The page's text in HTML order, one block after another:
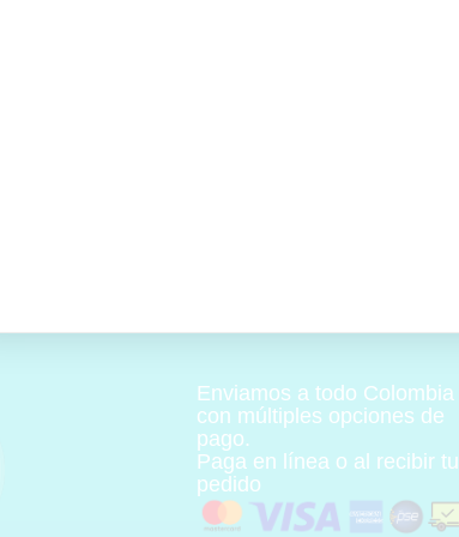
Enviamos a todo Colombia
con múltiples opciones de
pago.
Paga en línea o al recibir tu
pedido